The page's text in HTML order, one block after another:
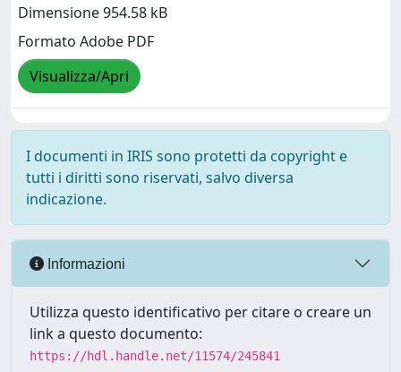
Dimensione 954.58 kB
Formato Adobe PDF
Visualizza/Apri
I documenti in IRIS sono protetti da copyright e
tutti i diritti sono riservati, salvo diversa
indicazione.
Informazioni
Utilizza questo identificativo per citare o creare un
link a questo documento:
https://hdl.handle.net/11574/245841